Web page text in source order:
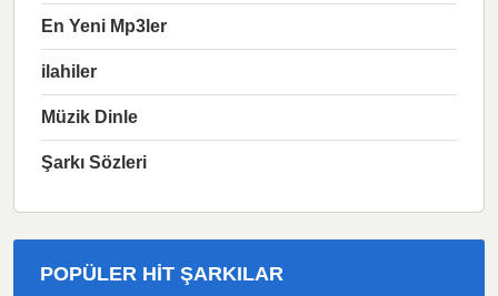
En Yeni Mp3ler
ilahiler
Müzik Dinle
Şarkı Sözleri
POPÜLER HIT ŞARKILAR